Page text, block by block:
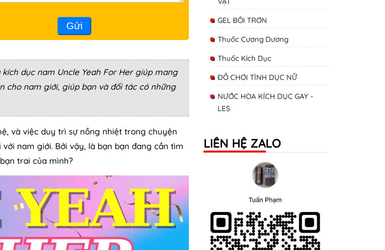
Gửi
dục nam Uncle Yeah For Her giúp mang
cho nam giới, giúp bạn và đối tác có những
và việc duy trì sự nồng nhiệt trong chuyện
nam giới. Bởi vậy, là bạn bạn đang cần tìm
trai của mình?
GEL BÔI TRƠN
Thuốc Cương Dương
Thuốc Kích Dục
ĐỒ CHƠI TÌNH DỤC NỮ
NƯỚC HOA KÍCH DỤC GAY -
LES
LIÊN HỆ ZALO